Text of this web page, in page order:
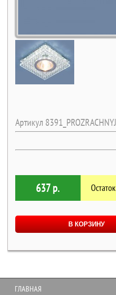
Артикул
637 р.
В КОРЗИНУ
ГЛАВНАЯ